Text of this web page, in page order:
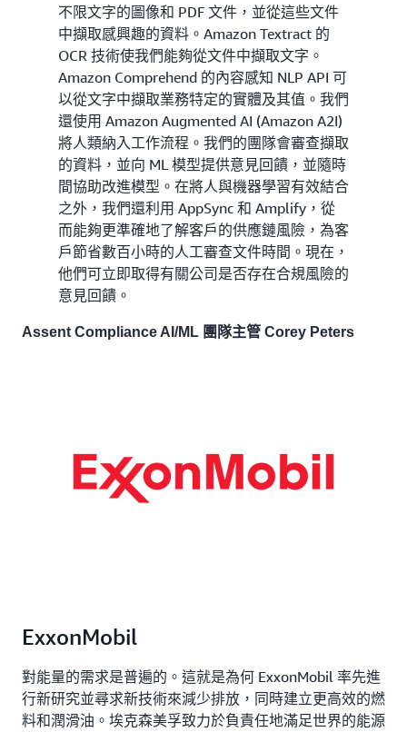
不限文字的圖像和 PDF 文件，並從這些文件
中擷取感興趣的資料。Amazon Textract 的
OCR 技術使我們能夠從文件中擷取文字。
Amazon Comprehend 的內容感知 NLP API 可
以從文字中擷取業務特定的實體及其值。我們
還使用 Amazon Augmented AI (Amazon A2I)
將人類納入工作流程。我們的團隊會審查擷取
的資料，並向 ML 模型提供意見回饋，並隨時
間協助改進模型。在將人與機器學習有效結合
之外，我們還利用 AppSync 和 Amplify，從
而能夠更準確地了解客戶的供應鏈風險，為客
戶節省數百小時的人工審查文件時間。現在，
他們可立即取得有關公司是否存在合規風險的
意見回饋。
Assent Compliance AI/ML 團隊主管 Corey Peters
ExxonMobil
對能量的需求是普遍的。這就是為何 ExxonMobil 率先進
行新研究並尋求新技術來減少排放，同時建立更高效的燃
料和潤滑油。埃克森美孚致力於負責任地滿足世界的能源